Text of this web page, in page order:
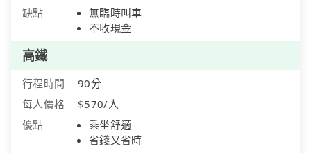
缺點
無臨時叫車
不收現金
高鐵
行程時間
90分
每人價格
$570/人
優點
乘坐舒適
省錢又省時